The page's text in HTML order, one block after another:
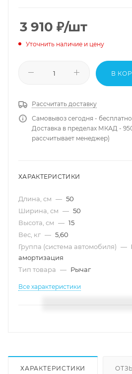
3 910 ₽/шт
Уточнить наличие и цену
В
Рассчитать доставку
Самовывоз сегодня - бесплатно
Доставка в пределах МКАД -
рассчитывает менеджер)
ХАРАКТЕРИСТИКИ
Длина, см — 50
Ширина, см — 50
Высота, см — 15
Вес, кг — 5,60
Группа (система автомобиля) —
амортизация
Тип товара — Рычаг
Все характеристики
ХАРАКТЕРИСТИКИ